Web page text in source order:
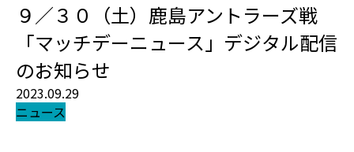
９／３０（土）鹿島アントラーズ戦
「マッチデーニュース」デジタル配信
のお知らせ
2023.09.29
ニュース